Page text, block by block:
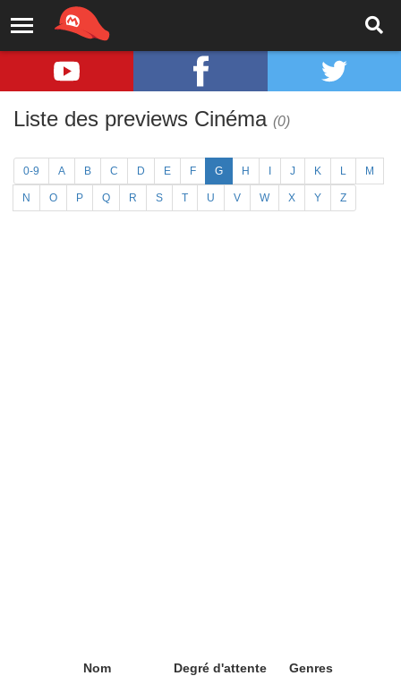
Liste des previews Cinéma (0)
0-9 A B C D E F G H J K L M
N O P Q R S T U V W X Y Z
Nom Degré d'attente Genres